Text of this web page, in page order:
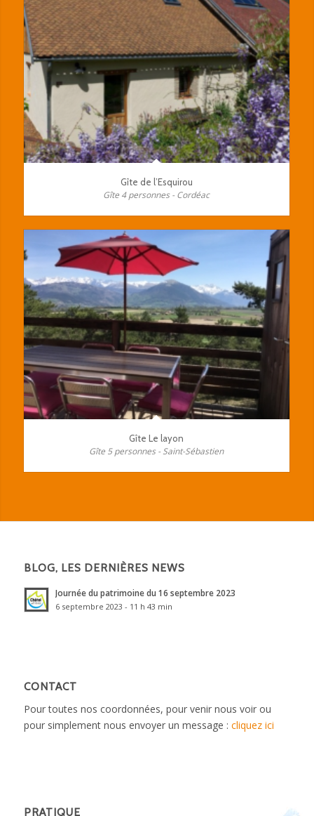
Gîte de l’Esquirou
Gîte 4 personnes - Cordéac
Gîte Le layon
Gîte 5 personnes - Saint-Sébastien
BLOG, LES DERNIÈRES NEWS
Journée du patrimoine du 16 septembre 2023
6 septembre 2023 - 11 h 43 min
CONTACT
Pour toutes nos coordonnées, pour venir nous voir ou
pour simplement nous envoyer un message : cliquez ici
PRATIQUE